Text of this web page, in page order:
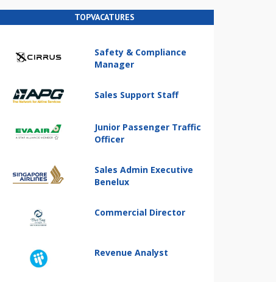
TOPVACATURES
Safety & Compliance
Manager
Sales Support Staff
Junior Passenger Traffic
Officer
Sales Admin Executive
Benelux
Commercial Director
Revenue Analyst